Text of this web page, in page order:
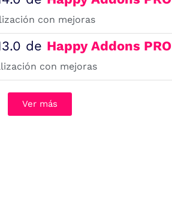
con mejoras
de Happy Addons PRO
con mejoras
Ver más